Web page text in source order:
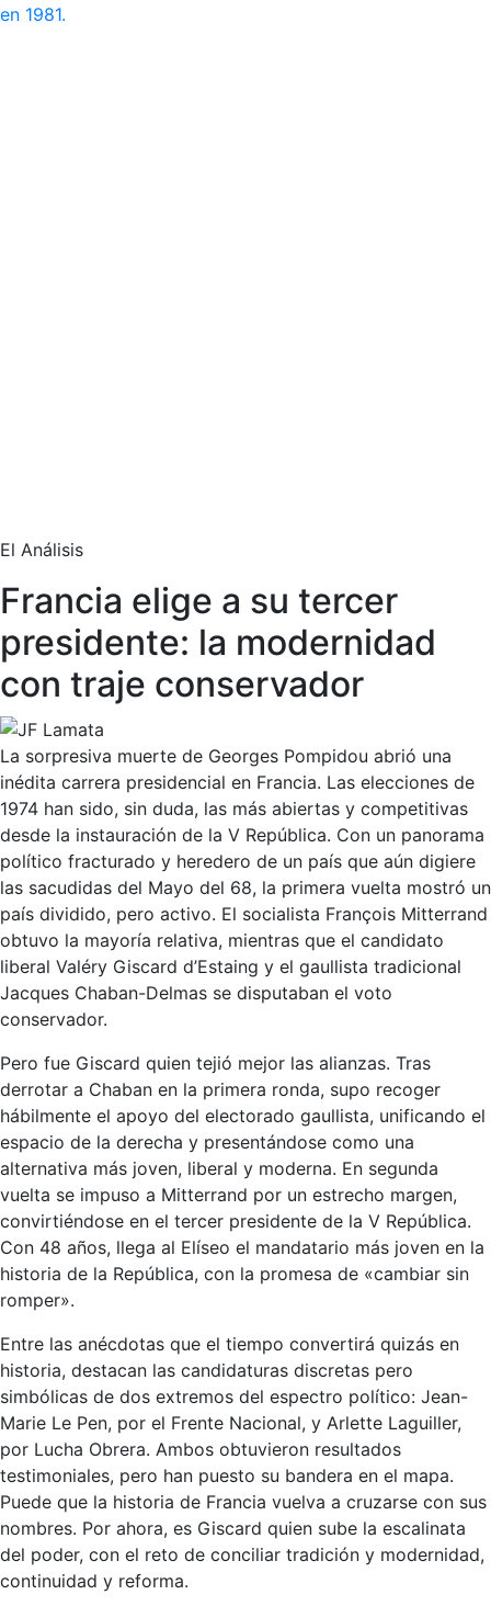
en 1981.
El Análisis
Francia elige a su tercer
presidente: la modernidad
con traje conservador
La sorpresiva muerte de Georges Pompidou abrió una
inédita carrera presidencial en Francia. Las elecciones de
1974 han sido, sin duda, las más abiertas y competitivas
desde la instauración de la V República. Con un panorama
político fracturado y heredero de un país que aún digiere
las sacudidas del Mayo del 68, la primera vuelta mostró un
país dividido, pero activo. El socialista François Mitterrand
obtuvo la mayoría relativa, mientras que el candidato
liberal Valéry Giscard d’Estaing y el gaullista tradicional
Jacques Chaban-Delmas se disputaban el voto
conservador.
Pero fue Giscard quien tejió mejor las alianzas. Tras
derrotar a Chaban en la primera ronda, supo recoger
hábilmente el apoyo del electorado gaullista, unificando el
espacio de la derecha y presentándose como una
alternativa más joven, liberal y moderna. En segunda
vuelta se impuso a Mitterrand por un estrecho margen,
convirtiéndose en el tercer presidente de la V República.
Con 48 años, llega al Elíseo el mandatario más joven en la
historia de la República, con la promesa de «cambiar sin
romper».
Entre las anécdotas que el tiempo convertirá quizás en
historia, destacan las candidaturas discretas pero
simbólicas de dos extremos del espectro político: Jean-
Marie Le Pen, por el Frente Nacional, y Arlette Laguiller,
por Lucha Obrera. Ambos obtuvieron resultados
testimoniales, pero han puesto su bandera en el mapa.
Puede que la historia de Francia vuelva a cruzarse con sus
nombres. Por ahora, es Giscard quien sube la escalinata
del poder, con el reto de conciliar tradición y modernidad,
continuidad y reforma.